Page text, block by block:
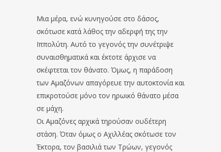
Μια μέρα, ενώ κυνηγούσε στο δάσος,
σκότωσε κατά λάθος την αδερφή της την
Ιππολύτη. Αυτό το γεγονός την συνέτριψε
συναισθηματικά και έκτοτε άρχισε να
σκέφτεται τον θάνατο. Όμως, η παράδοση
των Αμαζόνων απαγόρευε την αυτοκτονία και
επικροτούσε μόνο τον ηρωικό θάνατο μέσα
σε μάχη.
Οι Αμαζόνες αρχικά τηρούσαν ουδέτερη
στάση. Όταν όμως ο Αχιλλέας σκότωσε τον
Έκτορα, τον βασιλιά των Τρώων, γεγονός